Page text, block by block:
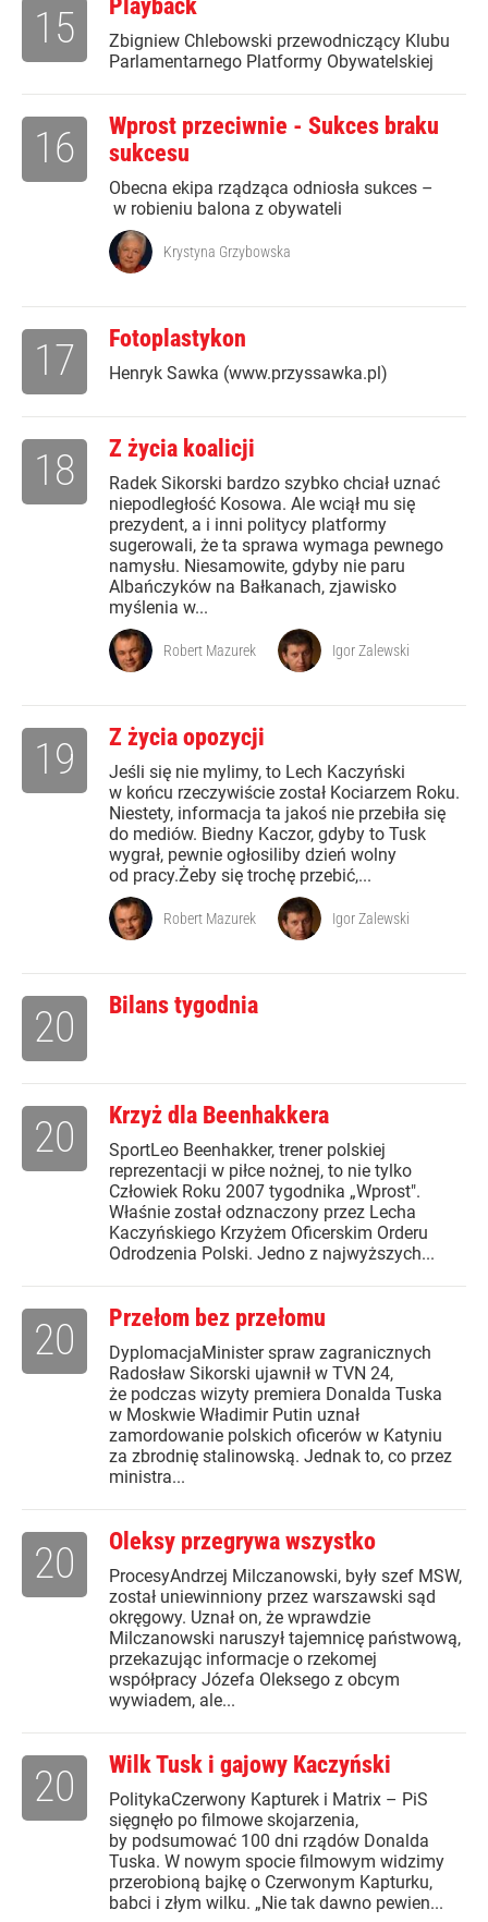
Playback
Zbigniew Chlebowski przewodniczący Klubu
Parlamentarnego Platformy Obywatelskiej
15
Wprost przeciwnie - Sukces braku
sukcesu
Obecna ekipa rządząca odniosła sukces –
w robieniu balona z obywateli
16
Krystyna Grzybowska
Fotoplastykon
Henryk Sawka (www.przyssawka.pl)
17
Z życia koalicji
Radek Sikorski bardzo szybko chciał uznać
niepodległość Kosowa. Ale wciął mu się
prezydent, a i inni politycy platformy
sugerowali, że ta sprawa wymaga pewnego
namysłu. Niesamowite, gdyby nie paru
Albańczyków na Bałkanach, zjawisko
myślenia w...
18
Robert Mazurek Igor Zalewski
Z życia opozycji
Jeśli się nie mylimy, to Lech Kaczyński
w końcu rzeczywiście został Kociarzem Roku.
Niestety, informacja ta jakoś nie przebiła się
do mediów. Biedny Kaczor, gdyby to Tusk
wygrał, pewnie ogłosiliby dzień wolny
od pracy.Żeby się trochę przebić,...
19
Robert Mazurek Igor Zalewski
Bilans tygodnia
20
Krzyż dla Beenhakkera
SportLeo Beenhakker, trener polskiej
reprezentacji w piłce nożnej, to nie tylko
Człowiek Roku 2007 tygodnika „Wprost".
Właśnie został odznaczony przez Lecha
Kaczyńskiego Krzyżem Oficerskim Orderu
Odrodzenia Polski. Jedno z najwyższych...
20
Przełom bez przełomu
DyplomacjaMinister spraw zagranicznych
Radosław Sikorski ujawnił w TVN 24,
że podczas wizyty premiera Donalda Tuska
w Moskwie Władimir Putin uznał
zamordowanie polskich oficerów w Katyniu
za zbrodnię stalinowską. Jednak to, co przez
ministra...
20
Oleksy przegrywa wszystko
ProcesyAndrzej Milczanowski, były szef MSW,
został uniewinniony przez warszawski sąd
okręgowy. Uznał on, że wprawdzie
Milczanowski naruszył tajemnicę państwową,
przekazując informacje o rzekomej
współpracy Józefa Oleksego z obcym
wywiadem, ale...
20
Wilk Tusk i gajowy Kaczyński
PolitykaCzerwony Kapturek i Matrix – PiS
sięgnęło po filmowe skojarzenia,
by podsumować 100 dni rządów Donalda
Tuska. W nowym spocie filmowym widzimy
przerobioną bajkę o Czerwonym Kapturku,
babci i złym wilku. „Nie tak dawno pewien...
20